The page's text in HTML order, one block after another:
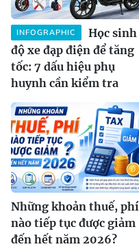
INFOGRAPHIC
Học sinh
độ xe đạp điện để tăng
tốc: 7 dấu hiệu phụ
huynh cần kiểm tra
Những khoản thuế, phí
nào tiếp tục được giảm
đến hết năm 2026?